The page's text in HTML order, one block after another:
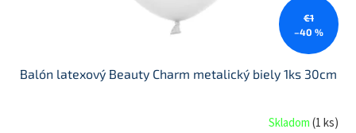
€1
–40 %
Balón latexový Beauty Charm metalický biely 1ks 30cm
Skladom(1 ks)